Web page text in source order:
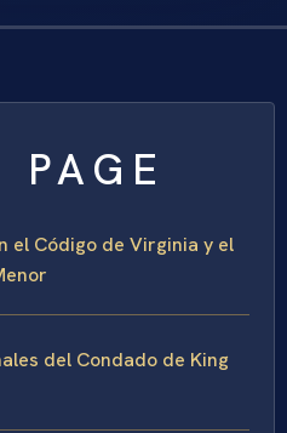
el Código de Virginia y el
del Condado de King